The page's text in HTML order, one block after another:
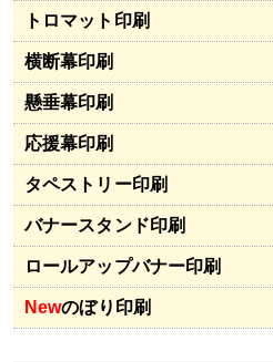
トロマット印刷
横断幕印刷
懸垂幕印刷
応援幕印刷
タペストリー印刷
バナースタンド印刷
ロールアップバナー印刷
Newのぼり印刷